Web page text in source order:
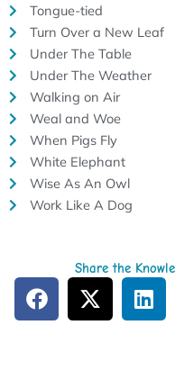
Tongue-tied
Turn Over a New Leaf
Under The Table
Under The Weather
Walking on Air
Weal and Woe
When Pigs Fly
White Elephant
Wise As An Owl
Work Like A Dog
Share the